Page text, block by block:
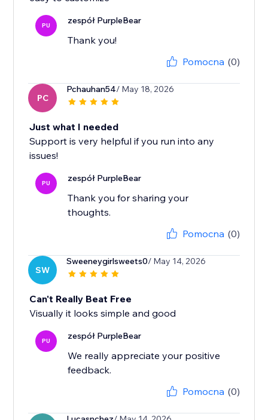
PU zespół PurpleBear
Thank you!
Pomocna (0)
PC
Pchauhan54/ May 18, 2026
Just what I needed
Support is very helpful if you run into any
issues!
PU zespół PurpleBear
Thank you for sharing your
thoughts.
Pomocna (0)
SW
Sweeneygirlsweets0/ May 14, 2026
Can't Really Beat Free
Visually it looks simple and good
PU zespół PurpleBear
We really appreciate your positive
feedback.
Pomocna (0)